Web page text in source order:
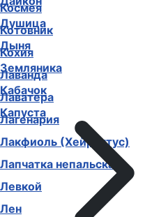
Космея
Котовник
Кохия
Лаванда
Лаватера
Лагенария
Лакфиоль (Хейрантус)
Лапчатка непальская
Левкой
Лен
Душица
Дыня
Земляника
Кабачок
Капуста